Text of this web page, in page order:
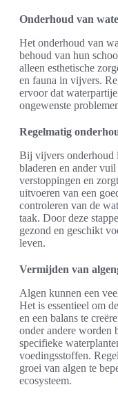
Onderhoud van
Het onderhoud van
behoud van hun
alleen esthetische
en fauna in vijvers.
ervoor dat
ongewenste
Regelmatig
Bij vijvers onderhoud
bladeren en ander
verstoppingen en
uitvoeren van een
controleren van de
taak. Door deze
gezond en geschikt
leven.
Vermijden van
Algen kunnen een
Het is essentieel om
en een balans te
onder andere worden
specifieke
voedingsstoffen.
groei van algen te
ecosysteem.